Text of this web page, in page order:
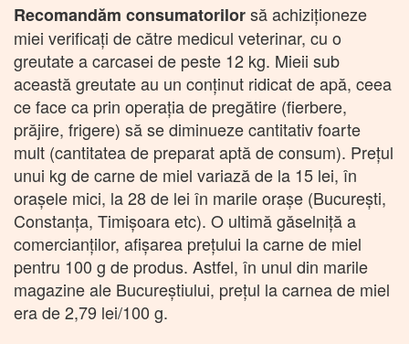
Recomandăm consumatorilorsă achiziționeze
miei verificați de către medicul veterinar, cu o
greutate a carcasei de peste 12 kg. Mieii sub
această greutate au un conținut ridicat de apă, ceea
ce face ca prin operația de pregătire (fierbere,
prăjire, frigere) să se diminueze cantitativ foarte
mult (cantitatea de preparat aptă de consum). Prețul
unui kg de carne de miel variază de la 15 lei, în
orașele mici, la 28 de lei în marile orașe (București,
Constanța, Timișoara etc). O ultimă găselniță a
comercianților, afișarea prețului la carne de miel
pentru 100 g de produs. Astfel, în unul din marile
magazine ale Bucureștiului, prețul la carnea de miel
era de 2,79 lei/100 g.